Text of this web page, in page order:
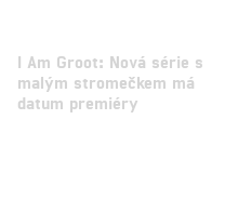
I Am Groot: Nová série s
malým stromečkem má
datum premiéry